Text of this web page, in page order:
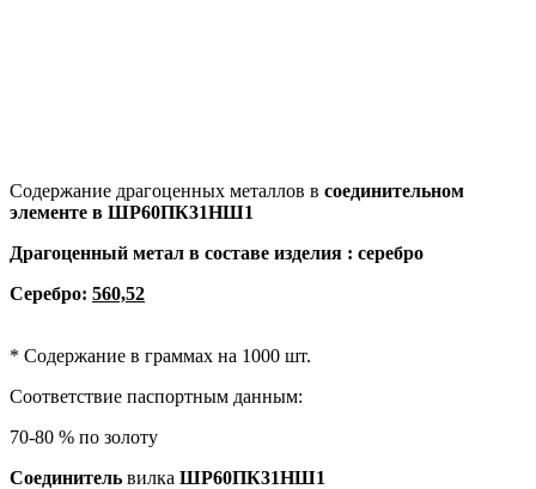
Содержание драгоценных металлов в соединительном
элементе в ШР60ПК31НШ1
Драгоценный метал в составе изделия : серебро
Серебро: 560,52
* Содержание в граммах на 1000 шт.
Соответствие паспортным данным:
70-80 % по золоту
Соединитель вилка ШР60ПК31НШ1